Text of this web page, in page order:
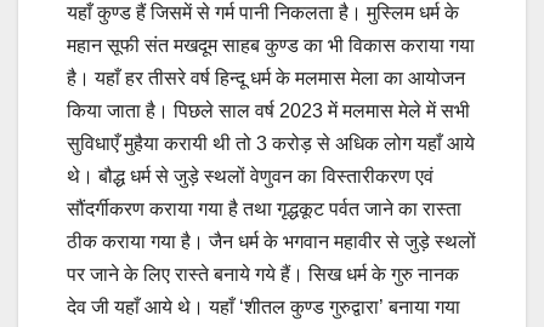
यहाँ कुण्ड हैं जिसमें से गर्म पानी निकलता है। मुस्लिम धर्म के
महान सूफी संत मखदूम साहब कुण्ड का भी विकास कराया गया
है। यहाँ हर तीसरे वर्ष हिन्दू धर्म के मलमास मेला का आयोजन
किया जाता है। पिछले साल वर्ष 2023 में मलमास मेले में सभी
सुविधाएँ मुहैया करायी थी तो 3 करोड़ से अधिक लोग यहाँ आये
थे। बौद्ध धर्म से जुड़े स्थलों वेणुवन का विस्तारीकरण एवं
सौंदर्गीकरण कराया गया है तथा गृद्धकूट पर्वत जाने का रास्ता
ठीक कराया गया है। जैन धर्म के भगवान महावीर से जुड़े स्थलों
पर जाने के लिए रास्ते बनाये गये हैं। सिख धर्म के गुरु नानक
देव जी यहाँ आये थे। यहाँ ‘शीतल कुण्ड गुरुद्वारा’ बनाया गया